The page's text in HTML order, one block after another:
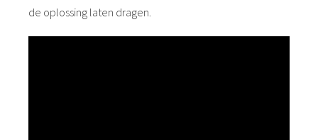
de oplossing laten dragen.